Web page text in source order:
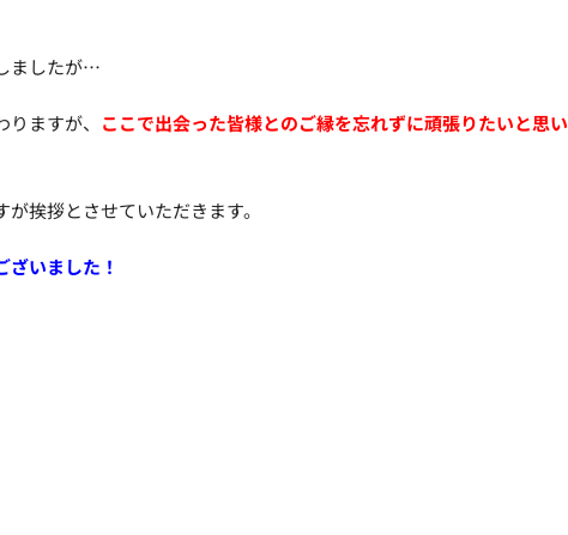
ましたが…
ますが、 ここで出会った皆様とのご縁を忘れずに頑張りたいと思い
挨拶とさせていただきます。
ざいました！